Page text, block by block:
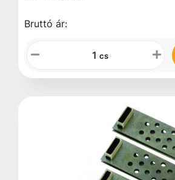
Bruttó ár:
cs